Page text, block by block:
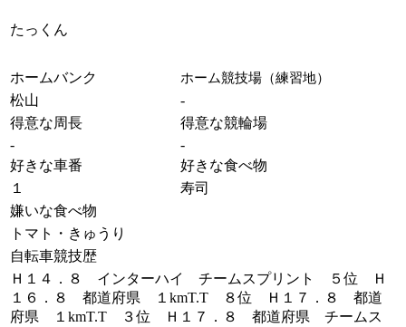
たっくん
ホームバンク ホーム競技場（練習地）
松山
-
得意な周長
得意な競輪場
-
-
好きな車番
好きな食べ物
１
寿司
嫌いな食べ物
トマト・きゅうり
自転車競技歴
Ｈ１４．８ インターハイ チームスプリント ５位 Ｈ
１６．８ 都道府県 １kmT.T ８位 Ｈ１７．８ 都道
府県 １kmT.T ３位 Ｈ１７．８ 都道府県 チームス